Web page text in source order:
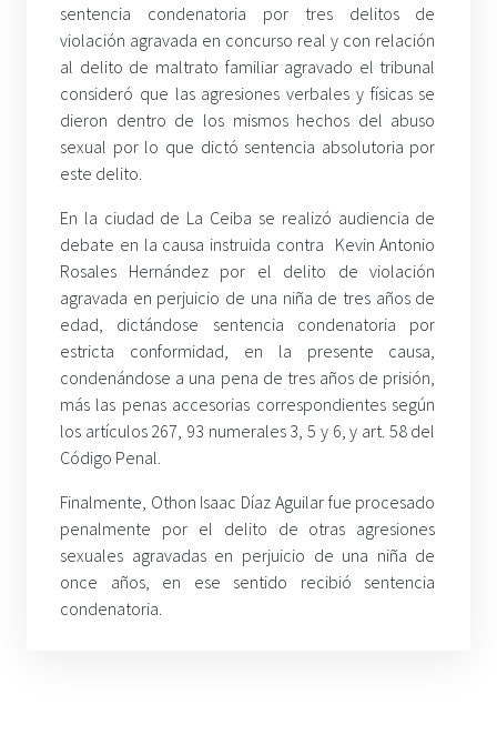
sentencia condenatoria por tres delitos de
violación agravada en concurso real y con relación
al delito de maltrato familiar agravado el tribunal
consideró que las agresiones verbales y físicas se
dieron dentro de los mismos hechos del abuso
sexual por lo que dictó sentencia absolutoria por
este delito.
En la ciudad de La Ceiba se realizó audiencia de
debate en la causa instruida contra Kevin Antonio
Rosales Hernández por el delito de violación
agravada en perjuicio de una niña de tres años de
edad, dictándose sentencia condenatoria por
estricta conformidad, en la presente causa,
condenándose a una pena de tres años de prisión,
más las penas accesorias correspondientes según
los artículos 267, 93 numerales 3, 5 y 6, y art. 58 del
Código Penal.
Finalmente, Othon Isaac Díaz Aguilar fue procesado
penalmente por el delito de otras agresiones
sexuales agravadas en perjuicio de una niña de
once años, en ese sentido recibió sentencia
condenatoria.